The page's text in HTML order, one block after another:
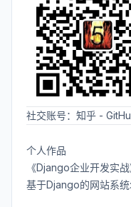
社交账号： 知乎 -
个人作品
《Django企业开发实战
基于Django的网站系